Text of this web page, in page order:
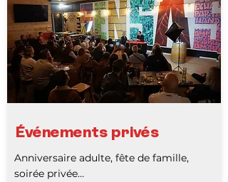
Événements privés
Anniversaire adulte, fête de famille,
soirée privée…